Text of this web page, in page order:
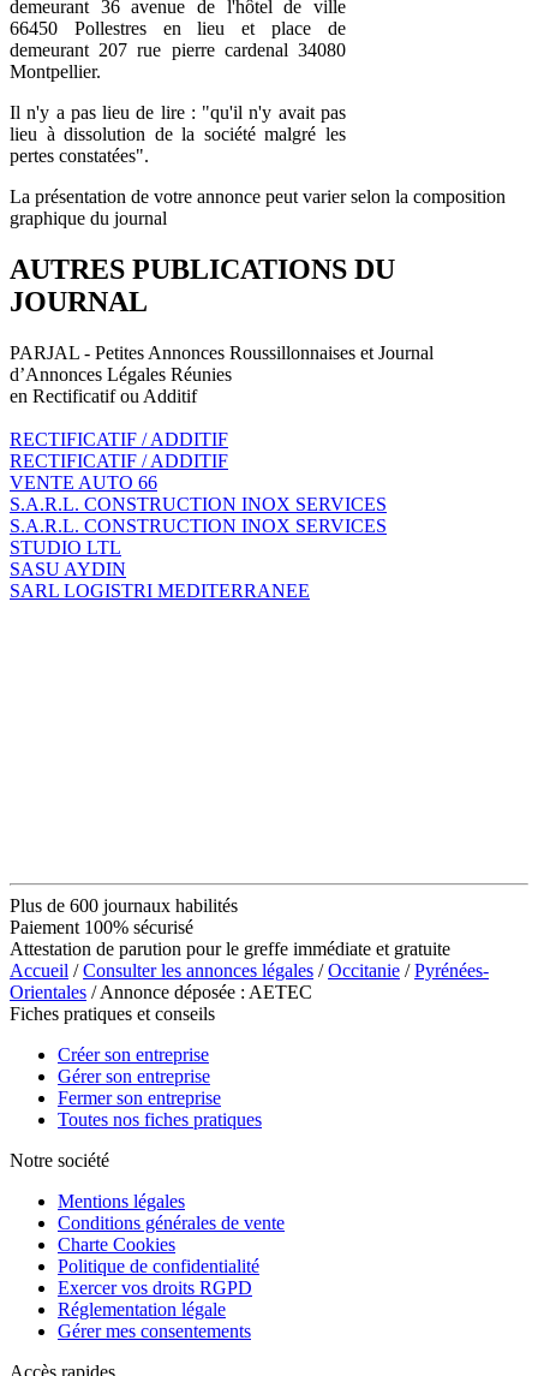
demeurant 36 avenue de l'hôtel de ville
66450 Pollestres en lieu et place de
demeurant 207 rue pierre cardenal 34080
Montpellier.
Il n'y a pas lieu de lire : "qu'il n'y avait pas
lieu à dissolution de la société malgré les
pertes constatées".
La présentation de votre annonce peut varier selon la composition
graphique du journal
AUTRES PUBLICATIONS DU
JOURNAL
PARJAL - Petites Annonces Roussillonnaises et Journal
d’Annonces Légales Réunies
en Rectificatif ou Additif
RECTIFICATIF / ADDITIF
RECTIFICATIF / ADDITIF
VENTE AUTO 66
S.A.R.L. CONSTRUCTION INOX SERVICES
S.A.R.L. CONSTRUCTION INOX SERVICES
STUDIO LTL
SASU AYDIN
SARL LOGISTRI MEDITERRANEE
Plus de 600 journaux habilités
Paiement 100% sécurisé
Attestation de parution pour le greffe immédiate et gratuite
Accueil /Consulter les annonces légales /Occitanie /Pyrénées-
Orientales / Annonce déposée : AETEC
Fiches pratiques et conseils
Créer son entreprise
Gérer son entreprise
Fermer son entreprise
Toutes nos fiches pratiques
Notre société
Mentions légales
Conditions générales de vente
Charte Cookies
Politique de confidentialité
Exercer vos droits RGPD
Réglementation légale
Gérer mes consentements
Accès rapides